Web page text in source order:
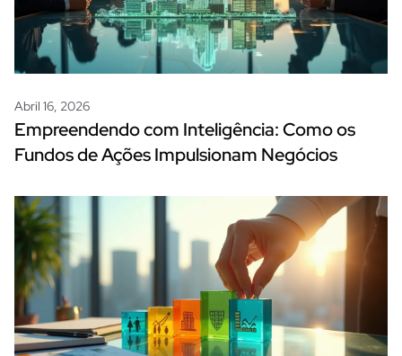
Abril 16, 2026
Empreendendo com Inteligência: Como os
Fundos de Ações Impulsionam Negócios